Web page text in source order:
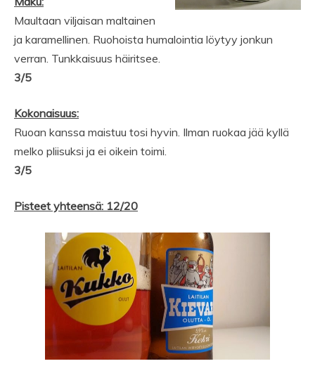
Maultaan viljaisan maltainen
ja karamellinen. Ruohoista humalointia löytyy jonkun
verran. Tunkkaisuus häiritsee.
3/5
Kokonaisuus:
Ruoan kanssa maistuu tosi hyvin. Ilman ruokaa jää kyllä
melko pliisuksi ja ei oikein toimi.
3/5
Pisteet yhteensä: 12/20